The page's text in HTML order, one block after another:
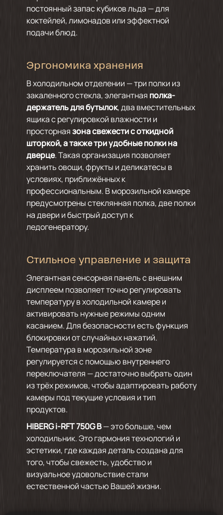
постоянный запас кубиков льда — для
коктейлей, лимонадов или эффектной
подачи блюд.
Эргономика хранения
В холодильном отделении — три полки из
закаленного стекла, элегантная полка-
держатель для бутылок, два вместительных
ящика с регулировкой влажности и
просторнаязона свежести с откидной
шторкой,а также три удобные полки на
дверце. Такая организация позволяет
хранить овощи, фрукты и деликатесы в
условиях, приближённых к
профессиональным. В морозильной камере
предусмотрены стеклянная полка, две полки
на двери и быстрый доступ к
ледогенератору.
Стильное управление и защита
Элегантная сенсорная панель с внешним
дисплеем позволяет точно регулировать
температуру в холодильной камере и
активировать нужные режимы одним
касанием. Для безопасности есть функция
блокировки от случайных нажатий.
Температура в морозильной зоне
регулируется с помощью внутреннего
переключателя — достаточно выбрать один
из трёх режимов, чтобы адаптировать работу
камеры под текущие условия и тип
продуктов.
HIBERG i-RFT 750G B— это больше, чем
холодильник. Это гармония технологий и
эстетики, где каждая деталь создана для
того, чтобы свежесть, удобство и
визуальное удовольствие стали
естественной частью Вашей жизни.